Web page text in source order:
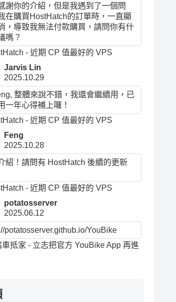
謝你的介紹，但是我遇到了一個問
在購買HostHatch的訂單時，一直顯
，導致我無法付款購買，請問你有什
嗎？
- 近期 CP 值最好的 VPS
Jarvis Lin
2025.10.29
整體來說不錯，我還會繼續用，已
一年心得補上囉！
- 近期 CP 值最好的 VPS
Feng
2025.10.28
紹！請問有 HostHatch 後續的更新
- 近期 CP 值最好的 VPS
potatosserver
2025.06.12
potatosserver.github.io/YouBike
車抵家 - 立志把官方 YouBike App 再進